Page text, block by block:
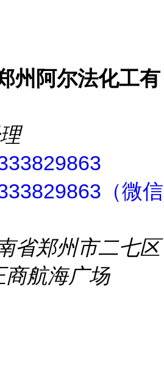
州阿尔法化工有
（微信
省郑州市二七区
商航海广场